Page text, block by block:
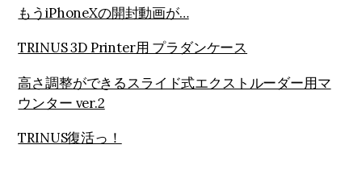
もうiPhoneXの開封動画が…
TRINUS 3D Printer用 プラダンケース
高さ調整ができるスライド式エクストルーダー用マ
ウンター ver.2
TRINUS復活っ！